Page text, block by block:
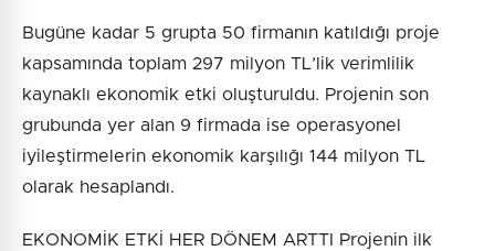
Bugüne kadar 5 grupta 50 firmanın katıldığı proje
kapsamında toplam 297 milyon TL’lik verimlilik
kaynaklı ekonomik etki oluşturuldu. Projenin son
grubunda yer alan 9 firmada ise operasyonel
iyileştirmelerin ekonomik karşılığı 144 milyon TL
olarak hesaplandı.
EKONOMİK ETKİ HER DÖNEM ARTTI Projenin ilk